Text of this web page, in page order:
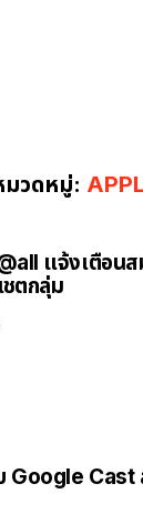
มวดหมู่:
แจ้งเตือนส
ชตกลุ่ม
Google Cast